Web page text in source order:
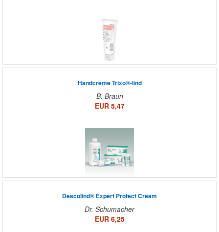
Handcreme Trixo®-lind
B. Braun
EUR 5,47
Descolind® Expert Protect Cream
Dr. Schumacher
EUR 6,25